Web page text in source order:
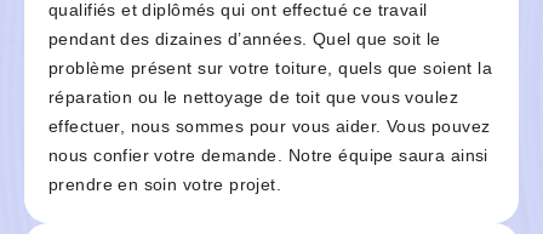
qualifiés et diplômés qui ont effectué ce travail
pendant des dizaines d’années. Quel que soit le
problème présent sur votre toiture, quels que soient la
réparation ou le nettoyage de toit que vous voulez
effectuer, nous sommes pour vous aider. Vous pouvez
nous confier votre demande. Notre équipe saura ainsi
prendre en soin votre projet.